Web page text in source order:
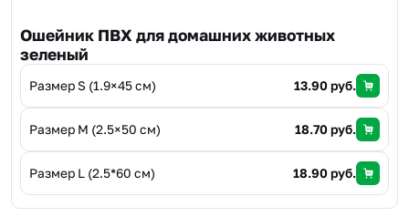
Ошейник ПВХ для домашних животных
зеленый
Размер S (1.9×45 см) 13.90 руб.
Размер M (2.5×50 см) 18.70 руб.
Размер L (2.5*60 см) 18.90 руб.